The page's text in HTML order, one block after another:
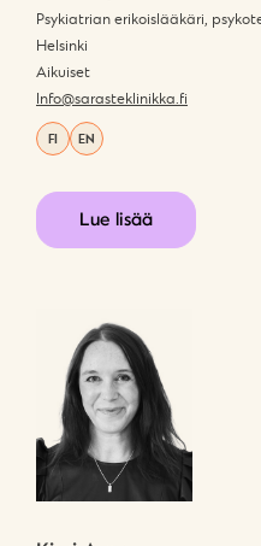
Psykiatrian erikoislääkäri,
Helsinki
Aikuiset
Info@sarasteklinikka.fi
FI EN
Lue lisää